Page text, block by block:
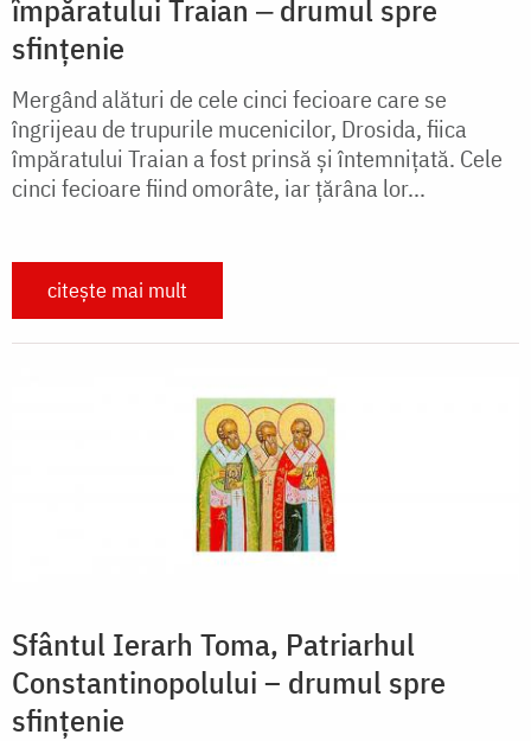
împăratului Traian ‒ drumul spre
sfințenie
Mergând alături de cele cinci fecioare care se
îngrijeau de trupurile mucenicilor, Drosida, fiica
împăratului Traian a fost prinsă și întemnițată. Cele
cinci fecioare fiind omorâte, iar țărâna lor...
citește mai mult
Sfântul Ierarh Toma, Patriarhul
Constantinopolului – drumul spre
sfințenie